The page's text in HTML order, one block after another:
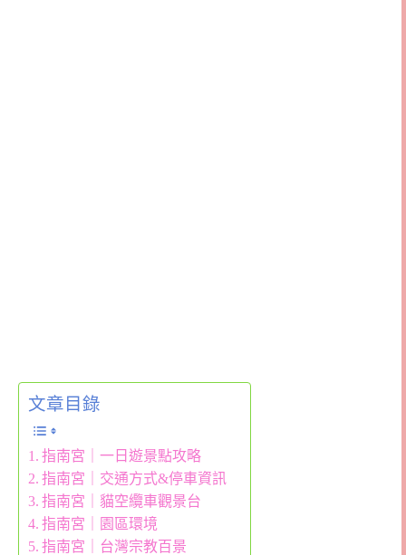
文章目錄
指南宮｜一日遊景點攻略
指南宮｜交通方式&停車資訊
指南宮｜貓空纜車觀景台
指南宮｜園區環境
指南宮｜台灣宗教百景